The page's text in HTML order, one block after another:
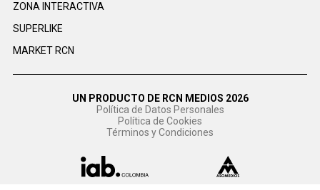
ZONA INTERACTIVA
SUPERLIKE
MARKET RCN
UN PRODUCTO DE RCN MEDIOS 2026
Política de Datos Personales
Política de Cookies
Términos y Condiciones